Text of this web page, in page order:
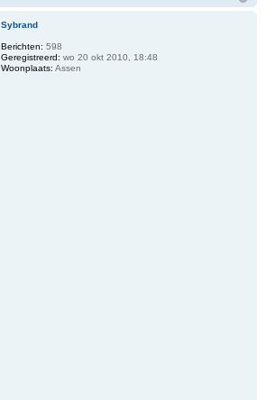
Sybrand
Berichten: 598
Geregistreerd: wo 20 okt 2010, 18:48
Woonplaats: Assen